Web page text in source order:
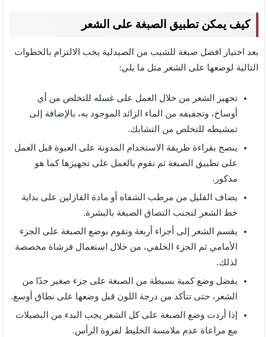
كيف يمكن تطبيق الصبغة على الشعر
بعد اختيار افضل صبغة للشيب من الصيدلية يجب الالتزام بالخطوات
التالية لوضعها على الشعر مثل ما يلي:
تجهيز الشعر من خلال العمل على غسله للتخلص من أي
أوساخ، وتجفيفه من الماء الزائد الموجود به، بالإضافة إلى
تمشيطه للتخلص من التشابك.
ينصح بقراءة طريقة الاستخدام المدونة على العبوة قبل العمل
على تطبيق الصبغة ثم نقوم بالعمل على تجهيزها كما هو
مذكور.
يضاف القليل من مرطب الشفاه أو مادة الفازلين على بداية
خط الشعر لتجنب التصاق الصبغة بالبشرة.
يقسم الشعر إلى أجزاء أربعة ونقوم بوضع الصبغة على الجزء
الأمامي ثم الجزء الخلفي، من خلال استعمال فرشاة مخصصة
لذلك.
يفضل وضع كمية بسيطة من الصبغة على جزء صغير جدًا من
الشعر، حتى تتأكد من درجة اللون قبل وضعها على نطاق أوسع.
إذا أردت وضع الصبغة على كل الشعر يجب البدء من البصيلات
مع مراعاة عدم ملامسة الخليط لفروة الرأس.